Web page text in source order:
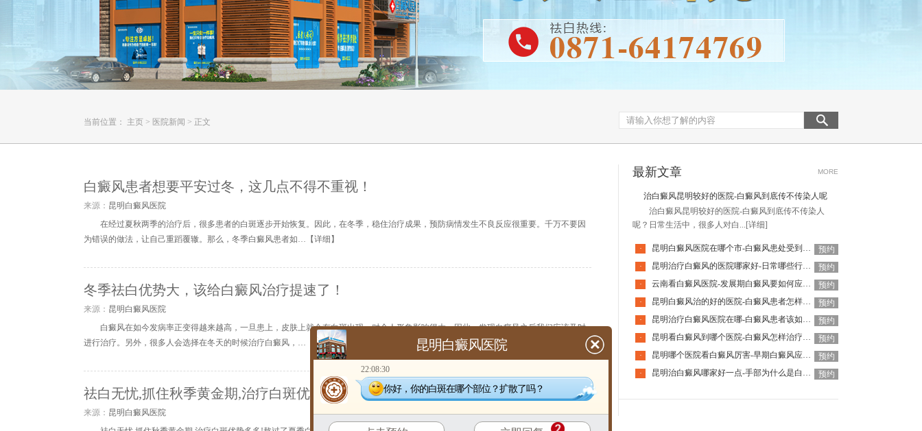
当前位置： 主页 > 医院新闻 > 正文
白癜风患者想要平安过冬，这几点不得不重视！
来源： 昆明白癜风医院
在经过夏秋两季的治疗后，很多患者的白斑逐步开始恢复。因此，在冬季，稳住治疗成果，预防病情发生不良反应很重要。千万不要因
为错误的做法，让自己重蹈覆辙。那么，冬季白癜风患者如…【详细 】
冬季祛白优势大，该给白癜风治疗提速了！
来源： 昆明白癜风医院
白癜风在如今发病率正变得越来越高，一旦患上，皮肤上就会有白斑出现，对个人形象影响很大。因此，发现白癜风之后我们应该及时
进行治疗。另外，很多人会选择在冬天的时候治疗白癜风，…【
详细】
祛白无忧,抓住秋季黄金期,治疗白斑优势多多!
来源： 昆明白癜风医院
最新文章 MORE
治白癜风昆明较好的医院-白癜风到底传不传染人呢
治白癜风昆明较好的医院-白癜风到底传不传染人
呢？日常生活中，很多人对白... [详细]
· 昆明白癜风医院在哪个市-白癜风患处受到外伤该怎么办
预约
·
昆明治疗白癜风的医院哪家好-日常哪些行为会加重白癜风
预约
·
云南看白癜风医院-发展期白癜风要如何应对呢
预约
·
昆明白癜风治的好的医院-白癜风患者怎样应对心理压力
预约
·
昆明治疗白癜风医院在哪-白癜风患者该如何提高睡眠质量
预约
·
昆明看白癜风到哪个医院-白癜风怎样治疗省钱呢
预约
·
昆明哪个医院看白癜风厉害-早期白癜风应该如何应对呢
预约
·
昆明治白癜风哪家好一点-手部为什么是白癜风的重灾区 预约
昆明白癜风医院
22:08:30
你好，你的白斑在哪个部位？扩散了吗？